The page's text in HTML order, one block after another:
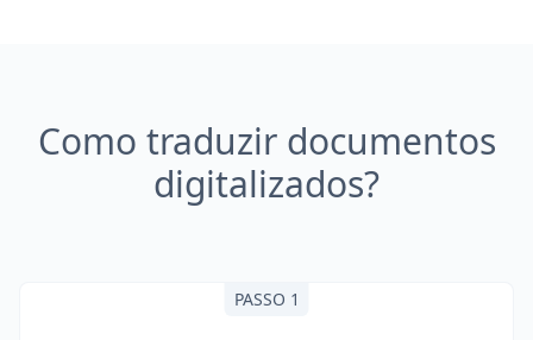
Como traduzir documentos
digitalizados?
PASSO 1